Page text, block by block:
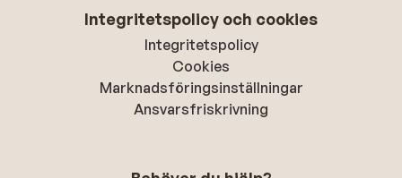
Integritetspolicy och cookies
Integritetspolicy
Cookies
Marknadsföringsinställningar
Ansvarsfriskrivning